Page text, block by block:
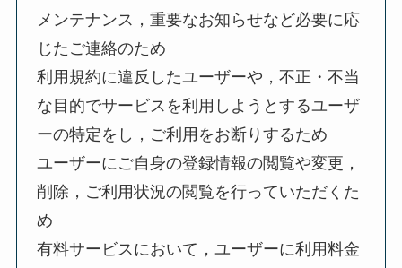
メンテナンス，重要なお知らせなど必要に応
じたご連絡のため
利用規約に違反したユーザーや，不正・不当
な目的でサービスを利用しようとするユーザ
ーの特定をし，ご利用をお断りするため
ユーザーにご自身の登録情報の閲覧や変更，
削除，ご利用状況の閲覧を行っていただくた
め
有料サービスにおいて，ユーザーに利用料金